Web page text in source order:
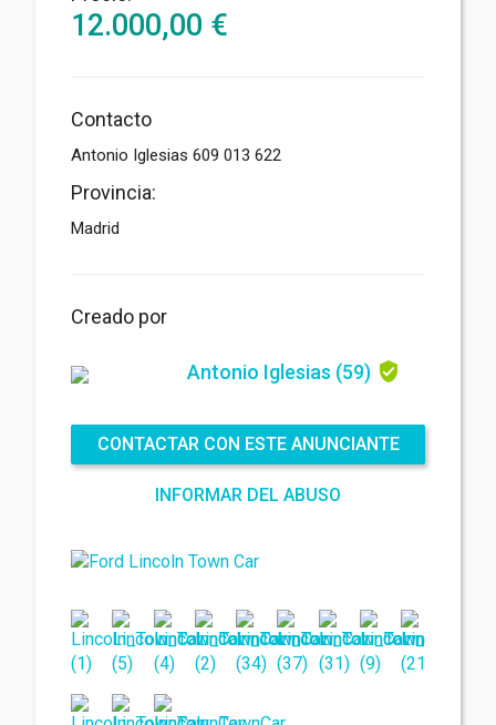
12.000,00 €
Contacto
Antonio Iglesias 609 013 622
Provincia:
Madrid
Creado por
Antonio Iglesias (59)
CONTACTAR CON ESTE ANUNCIANTE
INFORMAR DEL ABUSO
Mensaje
Archivo adjunto
Términos y condiciones*
Acuerdo de protección de datos *